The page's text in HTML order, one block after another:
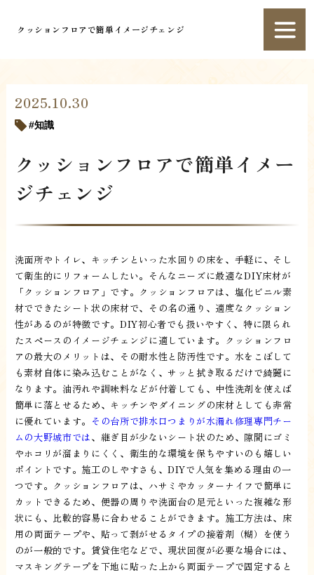
クッションフロアで簡単イメージチェンジ
2025.10.30
知識
クッションフロアで簡単イメー
ジチェンジ
洗面所やトイレ、キッチンといった水回りの床を、手軽に、そし
て衛生的にリフォームしたい。そんなニーズに最適なDIY床材が
「クッションフロア」です。クッションフロアは、塩化ビニル素
材でできたシート状の床材で、その名の通り、適度なクッション
性があるのが特徴です。DIY初心者でも扱いやすく、特に限られ
たスペースのイメージチェンジに適しています。クッションフロ
アの最大のメリットは、その耐水性と防汚性です。水をこぼして
も素材自体に染み込むことがなく、サッと拭き取るだけで綺麗に
なります。油汚れや調味料などが付着しても、中性洗剤を使えば
簡単に落とせるため、キッチンやダイニングの床材としても非常
に優れています。 その台所で排水口つまりが水漏れ修理専門チー
ムの大野城市では、継ぎ目が少ないシート状のため、隙間にゴミ
やホコリが溜まりにくく、衛生的な環境を保ちやすいのも嬉しい
ポイントです。施工のしやすさも、DIYで人気を集める理由の一
つです。クッションフロアは、ハサミやカッターナイフで簡単に
カットできるため、便器の周りや洗面台の足元といった複雑な形
状にも、比較的容易に合わせることができます。施工方法は、床
用の両面テープや、貼って剥がせるタイプの接着剤（糊）を使う
のが一般的です。賃貸住宅などで、現状回復が必要な場合には、
マスキングテープを下地に貼った上から両面テープで固定すると